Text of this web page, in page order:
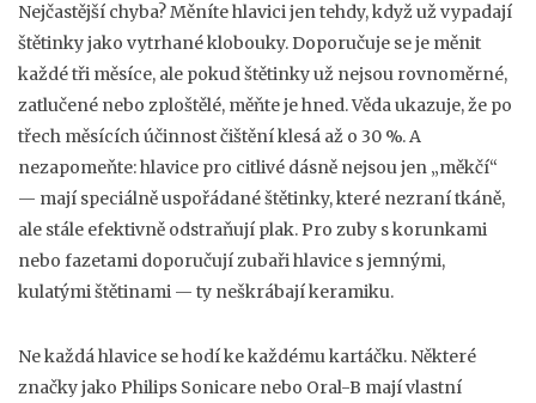
Nejčastější chyba? Měníte hlavici jen tehdy, když už vypadají
štětinky jako vytrhané klobouky. Doporučuje se je měnit
každé tři měsíce, ale pokud štětinky už nejsou rovnoměrné,
zatlučené nebo zploštělé, měňte je hned. Věda ukazuje, že po
třech měsících účinnost čištění klesá až o 30 %. A
nezapomeňte: hlavice pro citlivé dásně nejsou jen „měkčí“
— mají speciálně uspořádané štětinky, které nezraní tkáně,
ale stále efektivně odstraňují plak. Pro zuby s korunkami
nebo fazetami doporučují zubaři hlavice s jemnými,
kulatými štětinami — ty neškrábají keramiku.
Ne každá hlavice se hodí ke každému kartáčku. Některé
značky jako Philips Sonicare nebo Oral-B mají vlastní